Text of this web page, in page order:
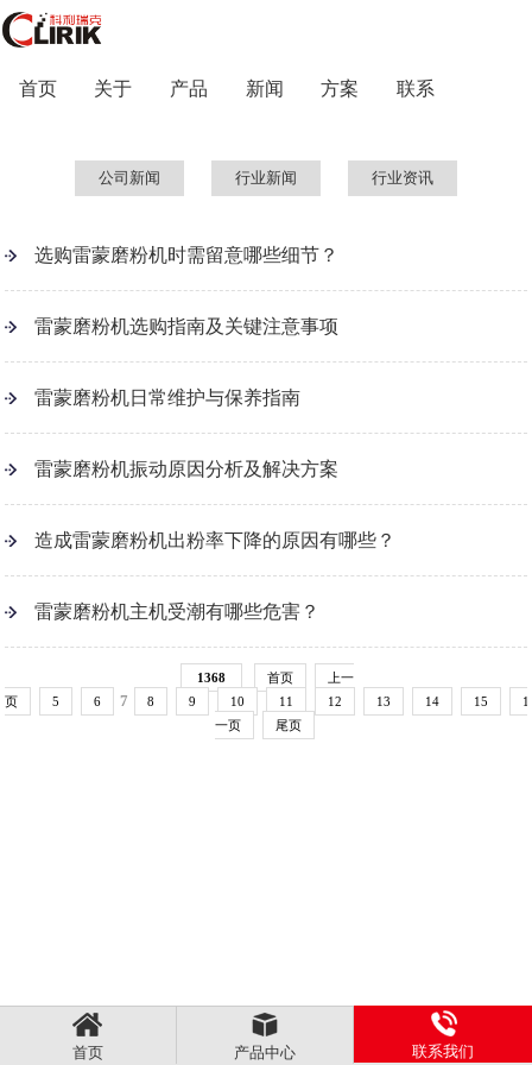
首页 关于 产品 新闻 方案 联系
公司新闻 行业新闻 行业资讯
选购雷蒙磨粉机时需留意哪些细节？
雷蒙磨粉机选购指南及关键注意事项
雷蒙磨粉机日常维护与保养指南
雷蒙磨粉机振动原因分析及解决方案
造成雷蒙磨粉机出粉率下降的原因有哪些？
雷蒙磨粉机主机受潮有哪些危害？
1368 首页
上一
页
5 6 7 8 9 10 11 12 13 14 15
一页
尾页
首页 产品中心 联系我们